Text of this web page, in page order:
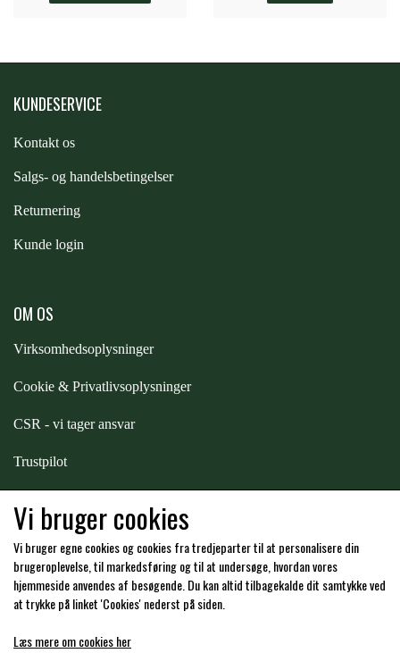
TKO
WALDHAUSEN
QHP -BRANDS OF Q
PREMIER EQUINE INSEKTBESKYTTELSE
KUNDESERVICE
Kontakt os
Salgs- og handelsbetingelser
Returnering
Kunde login
OM OS
Virksomhedsoplysninger
Cookie & Privatlivsoplysninger
CSR - vi tager ansvar
Trustpilot
Hos os kan du betale med:
Vi bruger cookies
Vi bruger egne cookies og cookies fra tredjeparter til at personalisere din
brugeroplevelse, til markedsføring og til at undersøge, hvordan vores
hjemmeside anvendes af besøgende. Du kan altid tilbagekalde dit samtykke ved
at trykke på linket 'Cookies' nederst på siden.
Læs mere om cookies her